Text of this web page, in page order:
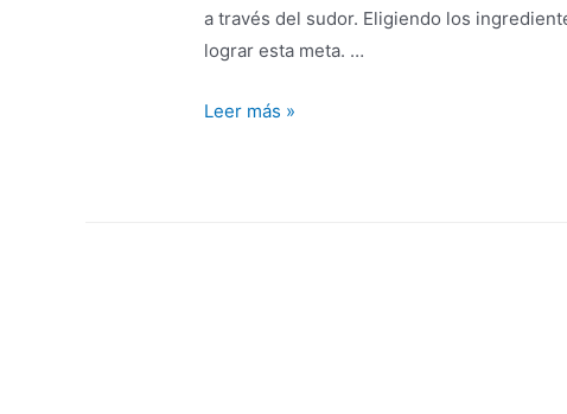
a través del sudor. Eligiendo los
lograr esta meta. …
Leer más »